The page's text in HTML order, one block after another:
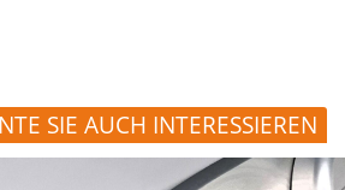
SIE AUCH INTERESSIEREN